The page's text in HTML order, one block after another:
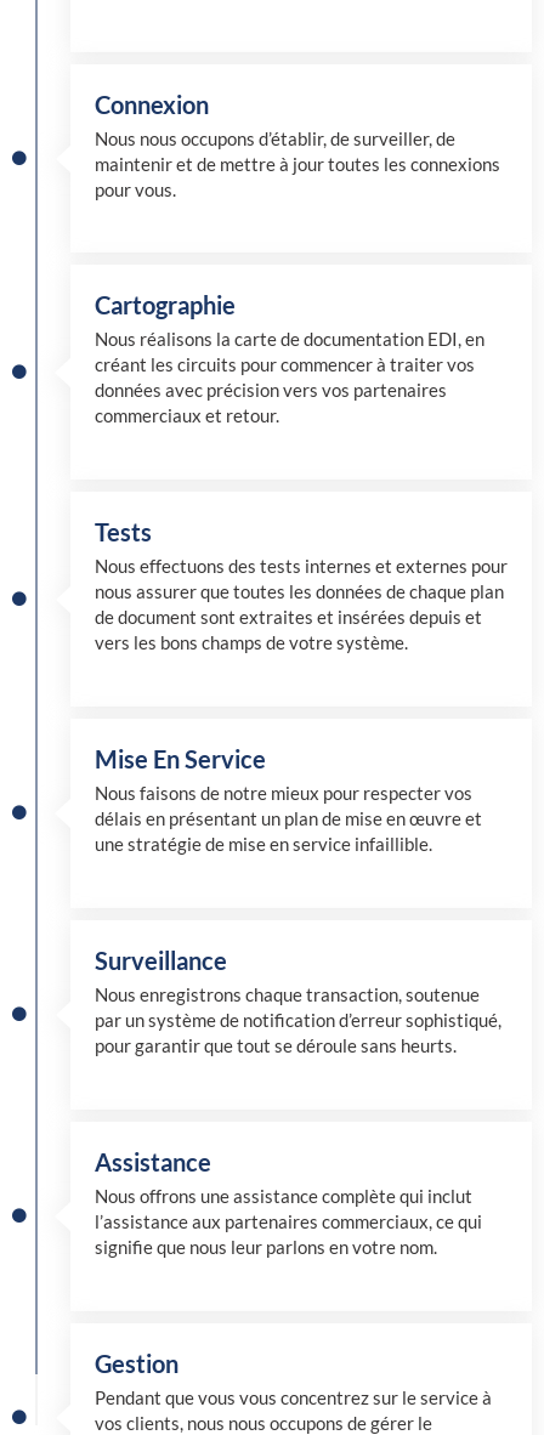
Connexion
Nous nous occupons d’établir, de surveiller, de
maintenir et de mettre à jour toutes les connexions
pour vous.
Cartographie
Nous réalisons la carte de documentation EDI, en
créant les circuits pour commencer à traiter vos
données avec précision vers vos partenaires
commerciaux et retour.
Tests
Nous effectuons des tests internes et externes pour
nous assurer que toutes les données de chaque plan
de document sont extraites et insérées depuis et
vers les bons champs de votre système.
Mise En Service
Nous faisons de notre mieux pour respecter vos
délais en présentant un plan de mise en œuvre et
une stratégie de mise en service infaillible.
Surveillance
Nous enregistrons chaque transaction, soutenue
par un système de notification d’erreur sophistiqué,
pour garantir que tout se déroule sans heurts.
Assistance
Nous offrons une assistance complète qui inclut
l’assistance aux partenaires commerciaux, ce qui
signifie que nous leur parlons en votre nom.
Gestion
Pendant que vous vous concentrez sur le service à
vos clients, nous nous occupons de gérer le